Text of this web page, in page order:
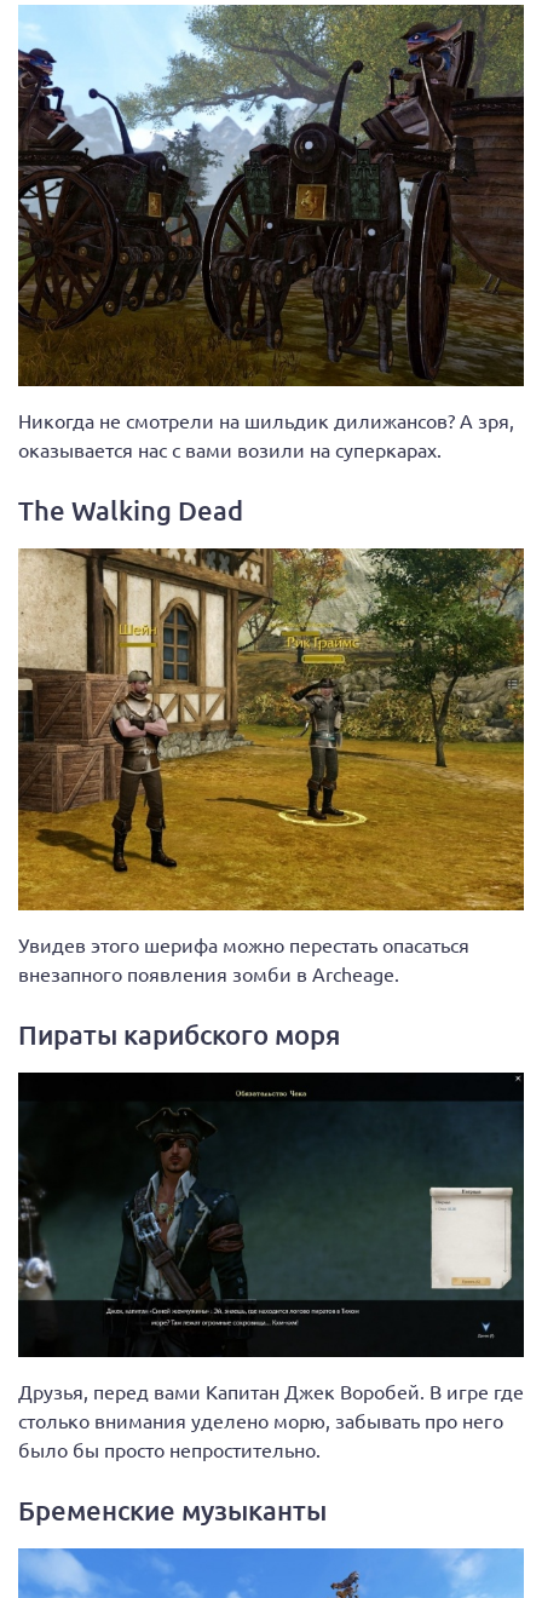
Никогда не смотрели на шильдик дилижансов? А зря,
оказывается нас с вами возили на суперкарах.
The Walking Dead
Увидев этого шерифа можно перестать опасаться
внезапного появления зомби в Archeage.
Пираты карибского моря
Друзья, перед вами Капитан Джек Воробей. В игре где
столько внимания уделено морю, забывать про него
было бы просто непростительно.
Бременские музыканты